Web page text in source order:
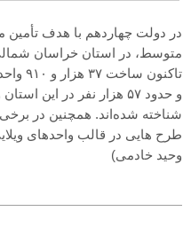
در دولت چهاردهم با هدف تأمین
متوسط، در استان خراسان
و حدود ۵۷ هزار نفر در
شناخته شده‌اند. همچنین در
طرح هایی در قالب واحدهای
وحید خادمی)